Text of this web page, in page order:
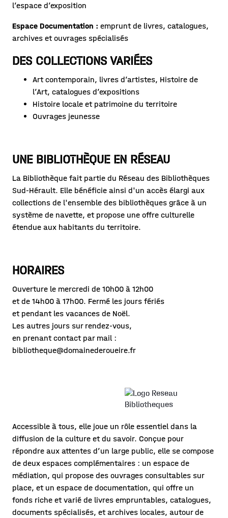
l’espace d’exposition
Espace Documentation : emprunt de livres, catalogues,
archives et ouvrages spécialisés
DES COLLECTIONS VARIÉES
Art contemporain, livres d’artistes, Histoire de
l’Art, catalogues d’expositions
Histoire locale et patrimoine du territoire
Ouvrages jeunesse
UNE BIBLIOTHÈQUE EN RÉSEAU
La Bibliothèque fait partie du Réseau des Bibliothèques
Sud-Hérault. Elle bénéficie ainsi d'un accès élargi aux
collections de l'ensemble des bibliothèques grâce à un
système de navette, et propose une offre culturelle
étendue aux habitants du territoire.
HORAIRES
Ouverture le mercredi de 10h00 à 12h00
et de 14h00 à 17h00. Fermé les jours fériés
et pendant les vacances de Noël.
Les autres jours sur rendez-vous,
en prenant contact par mail :
bibliotheque@domainederoueire.fr
Accessible à tous, elle joue un rôle essentiel dans la
diffusion de la culture et du savoir. Conçue pour
répondre aux attentes d’un large public, elle se compose
de deux espaces complémentaires : un espace de
médiation, qui propose des ouvrages consultables sur
place, et un espace de documentation, qui offre un
fonds riche et varié de livres empruntables, catalogues,
documents spécialisés, et archives locales, autour de